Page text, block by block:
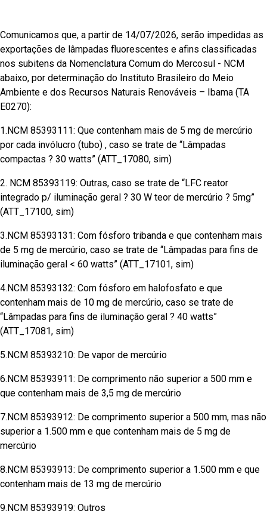
Comunicamos que, a partir de 14/07/2026, serão impedidas as
exportações de lâmpadas fluorescentes e afins classificadas
nos subitens da Nomenclatura Comum do Mercosul - NCM
abaixo, por determinação do Instituto Brasileiro do Meio
Ambiente e dos Recursos Naturais Renováveis – Ibama (TA
E0270):
1.NCM 85393111: Que contenham mais de 5 mg de mercúrio
por cada invólucro (tubo) , caso se trate de “Lâmpadas
compactas ? 30 watts” (ATT_17080, sim)
2. NCM 85393119: Outras, caso se trate de “LFC reator
integrado p/ iluminação geral ? 30 W teor de mercúrio ? 5mg”
(ATT_17100, sim)
3.NCM 85393131: Com fósforo tribanda e que contenham mais
de 5 mg de mercúrio, caso se trate de “Lâmpadas para fins de
iluminação geral < 60 watts” (ATT_17101, sim)
4.NCM 85393132: Com fósforo em halofosfato e que
contenham mais de 10 mg de mercúrio, caso se trate de
“Lâmpadas para fins de iluminação geral ? 40 watts”
(ATT_17081, sim)
5.NCM 85393210: De vapor de mercúrio
6.NCM 85393911: De comprimento não superior a 500 mm e
que contenham mais de 3,5 mg de mercúrio
7.NCM 85393912: De comprimento superior a 500 mm, mas não
superior a 1.500 mm e que contenham mais de 5 mg de
mercúrio
8.NCM 85393913: De comprimento superior a 1.500 mm e que
contenham mais de 13 mg de mercúrio
9.NCM 85393919: Outros